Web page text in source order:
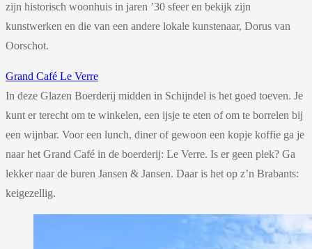
zijn historisch woonhuis in jaren ’30 sfeer en bekijk zijn
kunstwerken en die van een andere lokale kunstenaar, Dorus van
Oorschot.
Grand Café Le Verre
In deze Glazen Boerderij midden in Schijndel is het goed toeven. Je
kunt er terecht om te winkelen, een ijsje te eten of om te borrelen bij
een wijnbar. Voor een lunch, diner of gewoon een kopje koffie ga je
naar het Grand Café in de boerderij: Le Verre. Is er geen plek? Ga
lekker naar de buren Jansen & Jansen. Daar is het op z’n Brabants:
keigezellig.